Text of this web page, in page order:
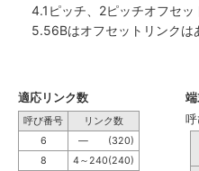
4.1ピッチ、2ピッチオフセッ
5.56Bはオフセットリンクは
適応リンク数
呼び番号
リンク数
6
― (320)
8
4～240(240)